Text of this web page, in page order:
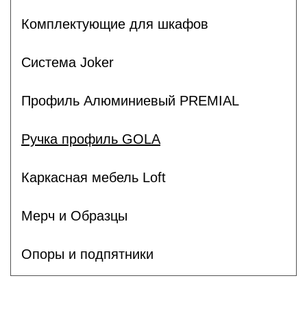
Комплектующие для шкафов
Система Joker
Профиль Алюминиевый PREMIAL
Ручка профиль GOLA
Каркасная мебель Loft
Мерч и Образцы
Опоры и подпятники